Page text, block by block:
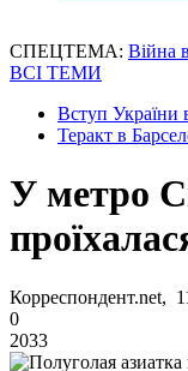
СПЕЦТЕМА: Війна
ВСІ ТЕМИ
Вступ України
Теракт в
У метро
Корреспондент.net,
0
2033